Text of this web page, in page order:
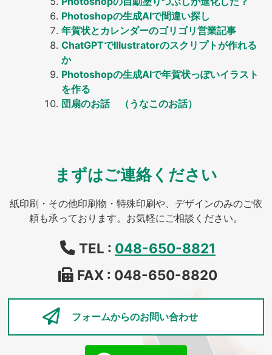
Photoshopの生成AIで間違い探し
年賀状とカレンダーのゴリゴリ営業記事
ChatGPTでIllustratorのスクリプトが作れる
か
Photoshopの生成AIで年賀状っぽいイラスト
を作る
団扇のお話 （うなこのお話）
まずはご連絡ください
紙印刷・その他印刷物・特殊印刷や、デザインのみのご依
頼も承っております。お気軽にご相談ください。
TEL : 048-650-8821
FAX : 048-650-8820
フォームからのお問い合わせ